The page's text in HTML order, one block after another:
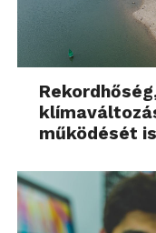
működését